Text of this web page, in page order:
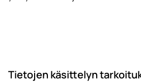
Tietojen käsittelyn